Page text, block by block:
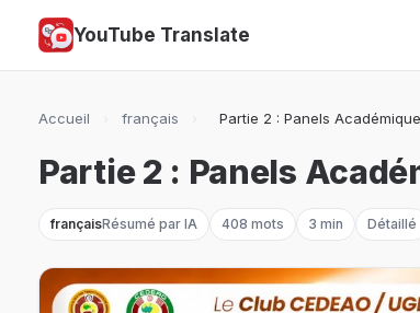
YouTube Translate
Accueil français Partie 2 : Panels Académique
Partie 2 : Panels
françaisRésumé par IA 408 mots 3 min Détaillé